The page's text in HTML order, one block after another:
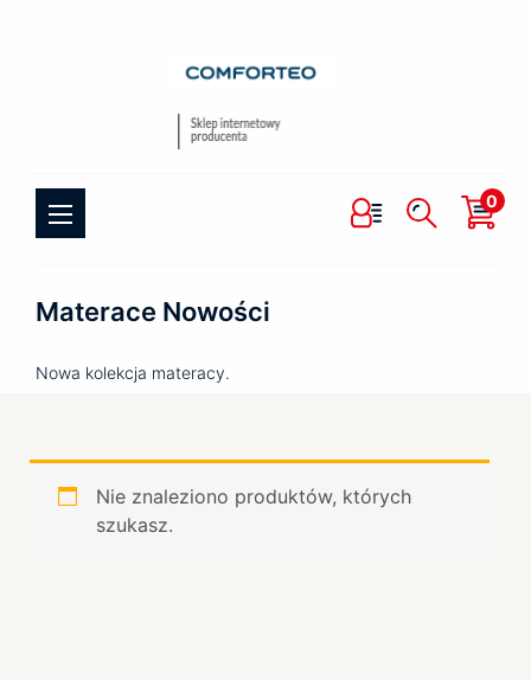
0
Materace Nowości
Nowa kolekcja materacy.
Nie znaleziono produktów, których
szukasz.